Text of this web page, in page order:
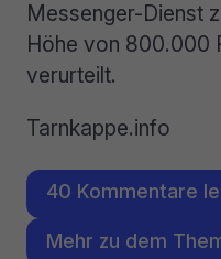
Messenger-Dienst
Höhe von 800.000
verurteilt.
Tarnkappe.info
40 Kommentare
Mehr zu dem